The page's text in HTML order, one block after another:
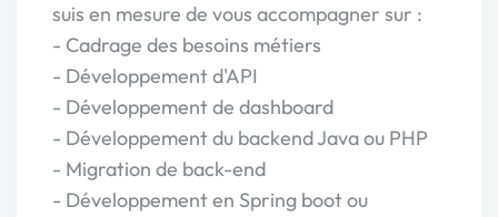
suis en mesure de vous accompagner sur :
- Cadrage des besoins métiers
- Développement d'API
- Développement de dashboard
- Développement du backend Java ou PHP
- Migration de back-end
- Développement en Spring boot ou